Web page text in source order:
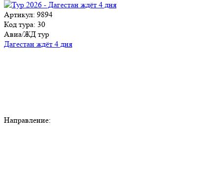
Артикул: 9894
Код тура: 30
Авиа/ЖД тур
Дагестан ждёт 4 дня
Направление: